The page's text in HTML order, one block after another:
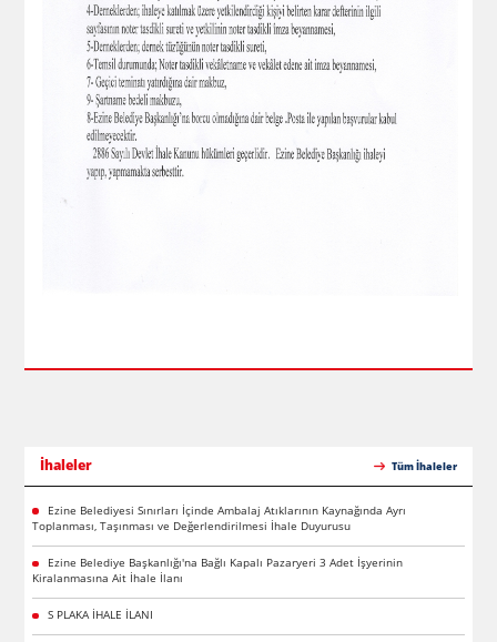
İhaleler Tüm İhaleler
Ezine Belediyesi Sınırları İçinde Ambalaj Atıklarının Kaynağında Ayrı
Toplanması, Taşınması ve Değerlendirilmesi İhale Duyurusu
Ezine Belediye Başkanlığı'na Bağlı Kapalı Pazaryeri 3 Adet İşyerinin
Kiralanmasına Ait İhale İlanı
S PLAKA İHALE İLANI